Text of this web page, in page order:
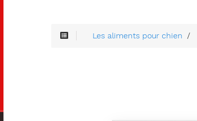
Les aliments pour chien